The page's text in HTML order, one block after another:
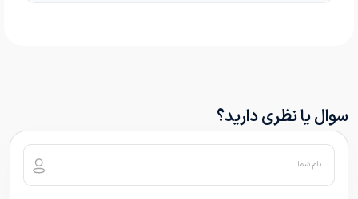
سوال یا نظری دارید؟
نام شما